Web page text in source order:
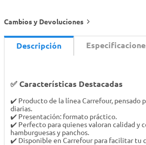
Cambios y Devoluciones
Descripción
✅ Características Destacadas
✔️ Producto de la línea Carrefour, pensado
diarias.
✔️ Presentación: formato práctico.
✔️ Perfecto para quienes valoran calidad y
hamburguesas y panchos.
✔️ Disponible en Carrefour para facilitar tu